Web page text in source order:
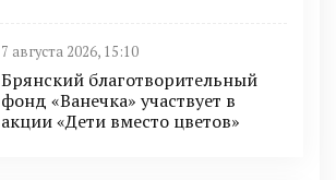
7 августа 2026, 15:10
Брянский благотворительный
фонд «Ванечка» участвует в
акции «Дети вместо цветов»